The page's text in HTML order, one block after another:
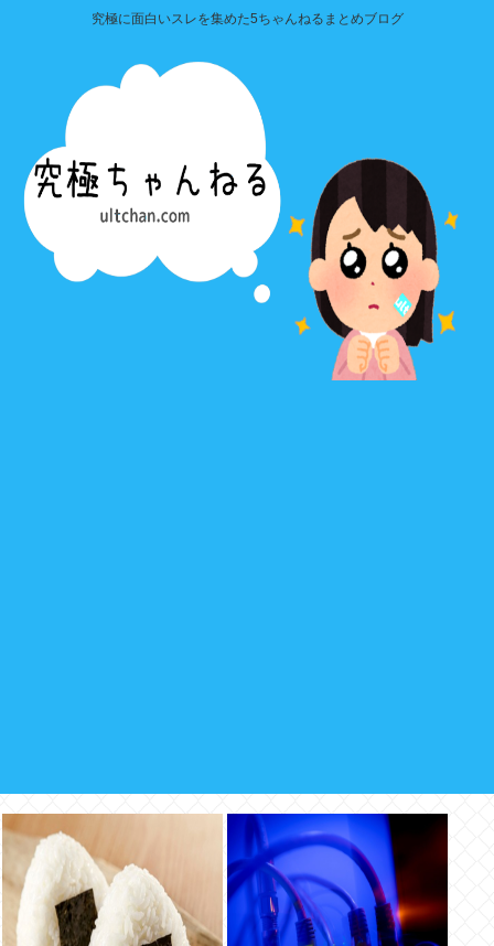
究極に面白いスレを集めた5ちゃんねるまとめブログ